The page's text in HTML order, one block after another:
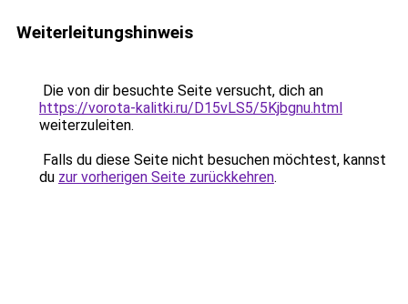
Weiterleitungshinweis
Die von dir besuchte Seite versucht, dich an
https://vorota-kalitki.ru/D15vLS5/5Kjbgnu.html
weiterzuleiten.
Falls du diese Seite nicht besuchen möchtest, kannst
du zur vorherigen Seite zurückkehren.